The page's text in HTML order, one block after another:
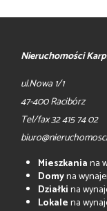
Nieruchomości
ul.Nowa 1/1
47-400 Racibórz
Tel/fax 32 415 74 02
Mieszkaniana
Domyna
Działkina
Lokalena